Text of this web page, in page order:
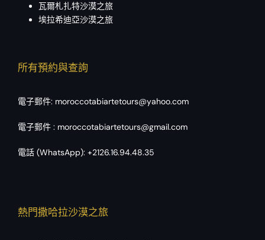
瓦爾札扎特沙漠之旅
埃拉希迪亞沙漠之旅
所有預約與查詢
電子郵件: moroccotabiartetours@yahoo.com
電子郵件 : moroccotabiartetours@gmail.com
電話 (WhatsApp): +2126.16.94.48.35
熱門撒哈拉沙漠之旅